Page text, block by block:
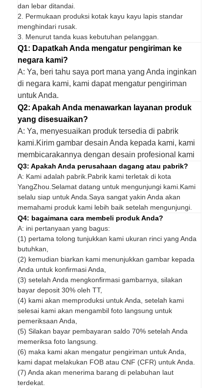
dan lebar ditandai.
2. Permukaan produksi kotak kayu kayu lapis standar
menghindari rusak.
3. Menurut tanda kuas kebutuhan pelanggan.
Q1: Dapatkah Anda mengatur pengiriman ke
negara kami?
A: Ya, beri tahu saya port mana yang Anda inginkan
di negara kami, kami dapat mengatur pengiriman
untuk Anda.
Q2: Apakah Anda menawarkan layanan produk
yang disesuaikan?
A: Ya, menyesuaikan produk tersedia di pabrik
kami.Kirim gambar desain Anda kepada kami, kami
membicarakannya dengan desain profesional kami
Q3: Apakah Anda perusahaan dagang atau pabrik?
A: Kami adalah pabrik.Pabrik kami terletak di kota
YangZhou.Selamat datang untuk mengunjungi kami.Kami
selalu siap untuk Anda.Saya sangat yakin Anda akan
memahami produk kami lebih baik setelah mengunjungi.
Q4: bagaimana cara membeli produk Anda?
A: ini pertanyaan yang bagus:
(1) pertama tolong tunjukkan kami ukuran rinci yang Anda
butuhkan,
(2) kemudian biarkan kami menunjukkan gambar kepada
Anda untuk konfirmasi Anda,
(3) setelah Anda mengkonfirmasi gambarnya, silakan
bayar deposit 30% oleh TT,
(4) kami akan memproduksi untuk Anda, setelah kami
selesai kami akan mengambil foto langsung untuk
pemeriksaan Anda,
(5) Silakan bayar pembayaran saldo 70% setelah Anda
memeriksa foto langsung.
(6) maka kami akan mengatur pengiriman untuk Anda,
kami dapat melakukan FOB atau CNF (CFR) untuk Anda.
(7) Anda akan menerima barang di pelabuhan laut
terdekat.